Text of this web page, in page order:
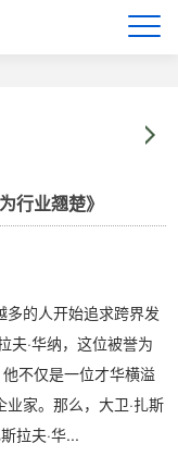
行业翘楚》
的人开始追求跨界发
夫·华纳，这位被誉为
不仅是一位才华横溢
家。那么，大卫·扎斯
拉夫·华...